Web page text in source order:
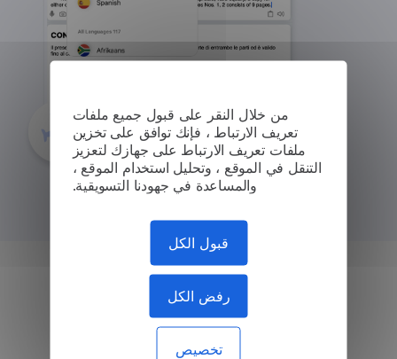
من خلال النقر على قبول جميع ملفات
تعريف الارتباط ، فإنك توافق على تخزين
ملفات تعريف الارتباط على جهازك لتعزيز
التنقل في الموقع ، وتحليل استخدام الموقع ،
والمساعدة في جهودنا التسويقية.
قبول الكل
رفض الكل
تخصيص
ترجمة أنواع مختلفة من
المستندات